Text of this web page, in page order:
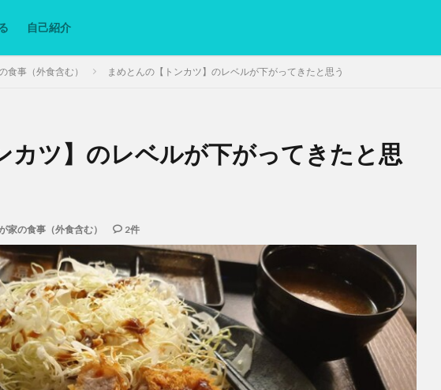
自己紹介
食事（外食含む） まめとんの【トンカツ】のレベルが下がってきたと思う
カツ】のレベルが下がってきたと思
家の食事（外食含む） 2件
テゴリー
Ninjatrader PC グリグリ画像 マレーシア動画 ヨーグルト
低温調理・ス